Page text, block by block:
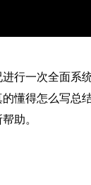
行一次全面系
懂得怎么写总
助。